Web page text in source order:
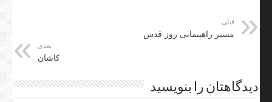
قبلی
مسیر راهپیمایی روز قدس
بعدی
کاشان
دیدگاهتان را بنویسید